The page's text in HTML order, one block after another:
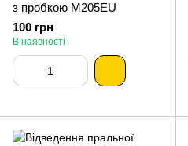
з пробкою М205EU
100 грн
В наявності